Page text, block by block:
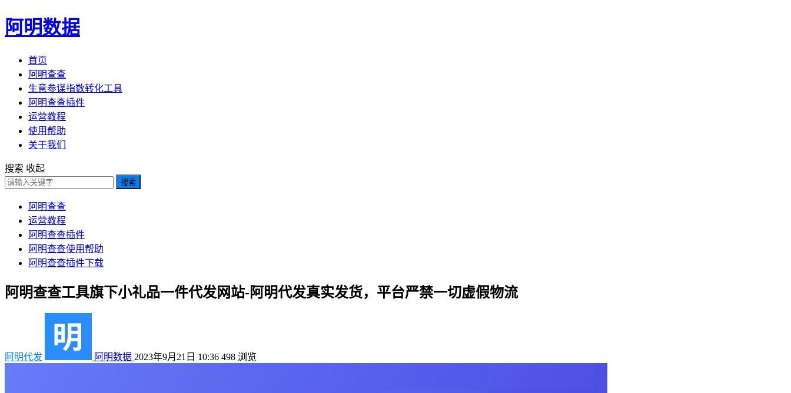
阿明数据
首页
阿明查查
生意参谋指数转化工具
阿明查查插件
运营教程
使用帮助
关于我们
搜索 收起
搜索
阿明查查
运营教程
阿明查查插件
阿明查查使用帮助
阿明查查插件下载
阿明查查工具旗下小礼品一件代发网站-阿明代发真实发货，平台严禁一切虚假物流
阿明代发 阿明数据 2023年9月21日 10:36 498 浏览